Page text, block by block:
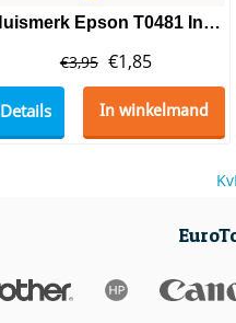
Huismerk Epson T0481 Inktcartridge Black
€3,95 €1,85
Details In winkelmand